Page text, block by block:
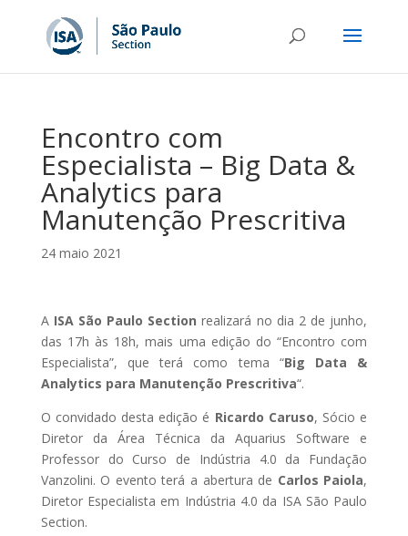
Encontro com
Especialista – Big Data &
Analytics para
Manutenção Prescritiva
24 maio 2021
A ISA São Paulo Section realizará no dia 2 de junho,
das 17h às 18h, mais uma edição do “Encontro com
Especialista”, que terá como tema “Big Data &
Analytics para Manutenção Prescritiva“.
O convidado desta edição é Ricardo Caruso, Sócio e
Diretor da Área Técnica da Aquarius Software e
Professor do Curso de Indústria 4.0 da Fundação
Vanzolini. O evento terá a abertura de Carlos Paiola,
Diretor Especialista em Indústria 4.0 da ISA São Paulo
Section.